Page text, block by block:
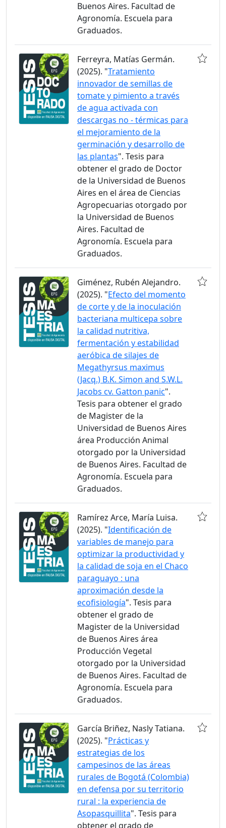
Buenos Aires. Facultad de
Agronomía. Escuela para
Graduados.
Ferreyra, Matías Germán.
(2025). "Tratamiento
innovador de semillas de
tomate y pimiento a través
de agua activada con
descargas no - térmicas para
el mejoramiento de la
germinación y desarrollo de
las plantas". Tesis para
obtener el grado de Doctor
de la Universidad de Buenos
Aires en el área de Ciencias
Agropecuarias otorgado por
la Universidad de Buenos
Aires. Facultad de
Agronomía. Escuela para
Graduados.
Giménez, Rubén Alejandro.
(2025). "Efecto del momento
de corte y de la inoculación
bacteriana multicepa sobre
la calidad nutritiva,
fermentación y estabilidad
aeróbica de silajes de
Megathyrsus maximus
(Jacq.) B.K. Simon and S.W.L.
Jacobs cv. Gatton panic".
Tesis para obtener el grado
de Magister de la
Universidad de Buenos Aires
área Producción Animal
otorgado por la Universidad
de Buenos Aires. Facultad de
Agronomía. Escuela para
Graduados.
Ramírez Arce, María Luisa.
(2025). "Identificación de
variables de manejo para
optimizar la productividad y
la calidad de soja en el Chaco
paraguayo : una
aproximación desde la
ecofisiología". Tesis para
obtener el grado de
Magister de la Universidad
de Buenos Aires área
Producción Vegetal
otorgado por la Universidad
de Buenos Aires. Facultad de
Agronomía. Escuela para
Graduados.
García Briñez, Nasly Tatiana.
(2025). "Prácticas y
estrategias de los
campesinos de las áreas
rurales de Bogotá (Colombia)
en defensa por su territorio
rural : la experiencia de
Asopasquillita". Tesis para
obtener el grado de